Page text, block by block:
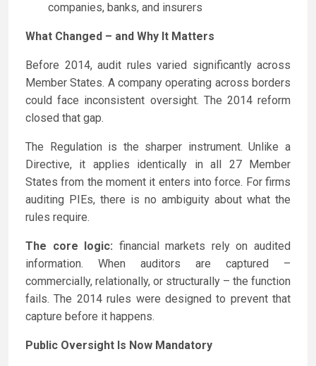
companies, banks, and insurers
What Changed – and Why It Matters
Before 2014, audit rules varied significantly across
Member States. A company operating across borders
could face inconsistent oversight. The 2014 reform
closed that gap.
The Regulation is the sharper instrument. Unlike a
Directive, it applies identically in all 27 Member
States from the moment it enters into force. For firms
auditing PIEs, there is no ambiguity about what the
rules require.
The core logic: financial markets rely on audited
information. When auditors are captured –
commercially, relationally, or structurally – the function
fails. The 2014 rules were designed to prevent that
capture before it happens.
Public Oversight Is Now Mandatory